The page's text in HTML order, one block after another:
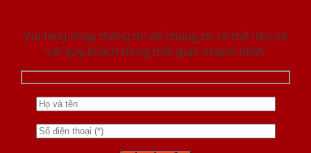
Vui lòng nhập thông tin để chúng tôi có thể liên hệ
với quý khách trong thời gian nhanh nhất.